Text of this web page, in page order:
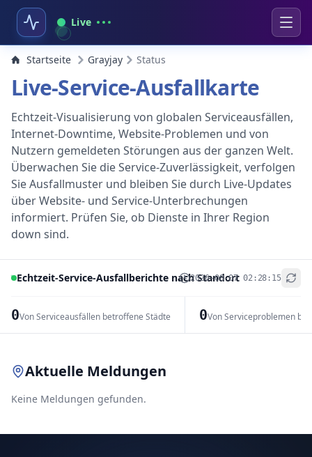
Live
Startseite Grayjay Status
Live-Service-Ausfallkarte
Echtzeit-Visualisierung von globalen Serviceausfällen,
Internet-Downtime, Website-Problemen und von
Nutzern gemeldeten Störungen aus der ganzen Welt.
Überwachen Sie die Service-Zuverlässigkeit, verfolgen
Sie Ausfallmuster und bleiben Sie durch Live-Updates
über Website- und Service-Unterbrechungen
informiert. Prüfen Sie, ob Dienste in Ihrer Region
down sind.
Echtzeit-Service-Ausfallberichte nach Standort
2026-08-07 02:28:15
0Von Serviceausfällen betroffene Städte 0Von Serviceproblemen
+
Aktuelle Meldungen
Keine Meldungen gefunden.